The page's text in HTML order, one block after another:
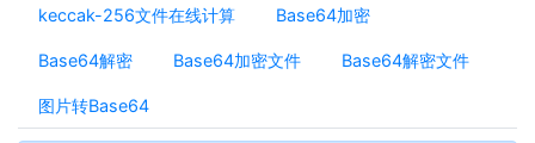
keccak-256文件在线计算 Base64加密
Base64解密 Base64加密文件 Base64解密文件
图片转Base64